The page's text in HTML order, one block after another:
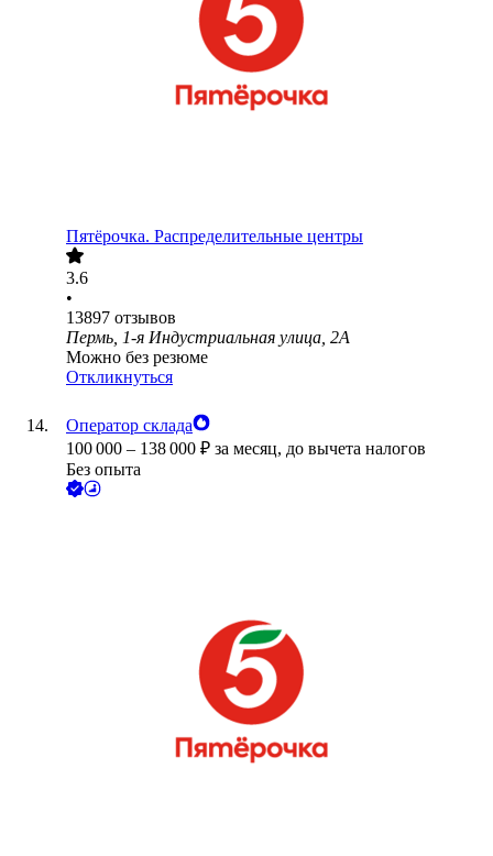
Пятёрочка. Распределительные центры
3.6
•
13897 отзывов
Пермь, 1-я Индустриальная улица, 2А
Можно без резюме
Откликнуться
Оператор склада
100 000 – 138 000 ₽ за месяц, до вычета налогов
Без опыта